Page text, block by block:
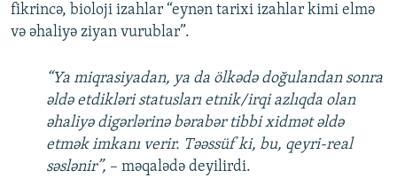
fikrincə, bioloji izahlar “eynən tarixi izahlar kimi elmə
və əhaliyə ziyan vurublar”.
“Ya miqrasiyadan, ya da ölkədə doğulandan sonra
əldə etdikləri statusları etnik/irqi azlıqda olan
əhaliyə digərlərinə bərabər tibbi xidmət əldə
etmək imkanı verir. Təəssüf ki, bu, qeyri-real
səslənir”, – məqalədə deyilirdi.